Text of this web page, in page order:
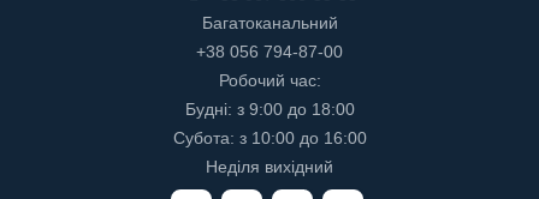
Багатоканальний
+38 056 794-87-00
Робочий час:
Будні: з 9:00 до 18:00
Субота: з 10:00 до 16:00
Неділя вихідний